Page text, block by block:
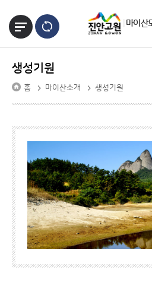
마이산
생성기원
홈 마이산소개 생성기원